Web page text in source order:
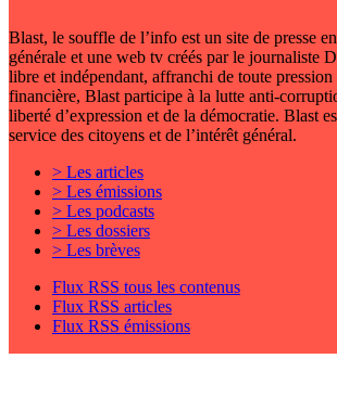
Blast, le souffle de l’info est un site de presse
générale et une web tv créés par le journaliste
libre et indépendant, affranchi de toute
financière, Blast participe à la lutte anti-
liberté d’expression et de la démocratie. Blast
service des citoyens et de l’intérêt général.
> Les articles
> Les émissions
> Les podcasts
> Les dossiers
> Les brèves
Flux RSS tous les contenus
Flux RSS articles
Flux RSS émissions